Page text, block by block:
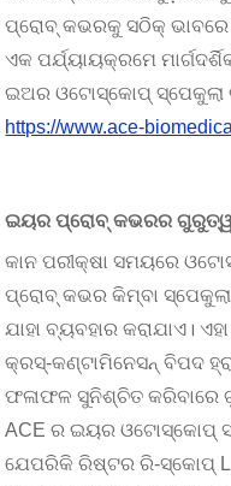
ପ୍ରୋବ୍ କଭରକୁ ସଠିକ୍
ଏକ ପର୍ଯ୍ୟାୟକ୍ରମେ
ଇଅର ଓଟୋସ୍କୋପ୍ ସ୍ପେକୁଲା
https://www.ace-
ଇୟର ପ୍ରୋବ୍ କଭରର
କାନ ପରୀକ୍ଷା ସମୟରେ
ପ୍ରୋବ୍ କଭର କିମ୍ବା
ଯାହା ବ୍ୟବହାର କରାଯାଏ।
କ୍ରସ୍-କଣ୍ଟାମିନେସନ୍ ବିପଦ
ଫଳାଫଳ ସୁନିଶ୍ଚିତ କରିବାରେ
ACE ର ଇୟର ଓଟୋସ୍କୋପ୍
ଯେପରିକି ରିଷ୍ଟର ରି-ସ୍କୋପ୍